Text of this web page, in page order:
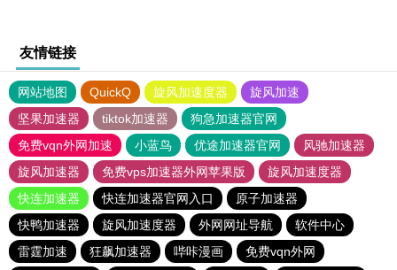
友情链接
网站地图 QuickQ 旋风加速度器
旋风加速
坚果加速器
tiktok加速器
狗急加速器官网
免费vqn外网加速
小蓝鸟 优途加速器官网
风驰加速器
旋风加速器
免费vps加速器外网苹果版
旋风加速度器
快连加速器
快连加速器官网入口
原子加速器
快鸭加速器
旋风加速度器 外网网址导航
软件中心
雷霆加速
狂飙加速器 哔咔漫画
免费vqn外网